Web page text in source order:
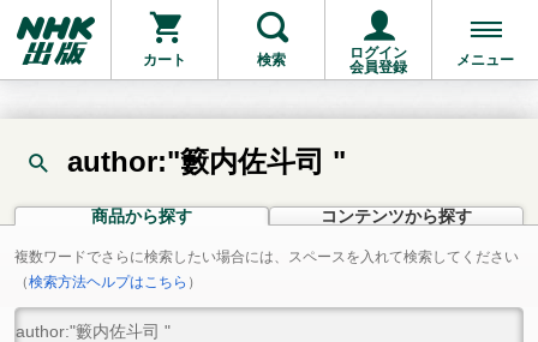
カート 検索
ログイン
会員登録
メニュー
author:"籔内佐斗司 "
商品から探す コンテンツから探す
複数ワードでさらに検索したい場合には、スペースを入れて検索してください
（検索方法ヘルプはこちら ）